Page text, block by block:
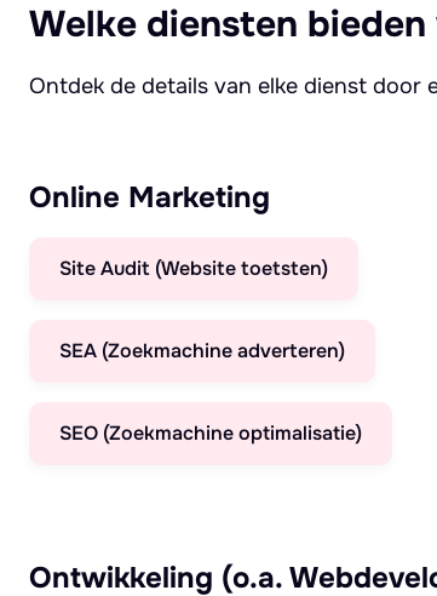
Welke diensten bieden
Ontdek de details van elke dienst door
Online Marketing
Site Audit (Website toetsten)
SEA (Zoekmachine adverteren)
SEO (Zoekmachine optimalisatie)
Ontwikkeling (o.a.